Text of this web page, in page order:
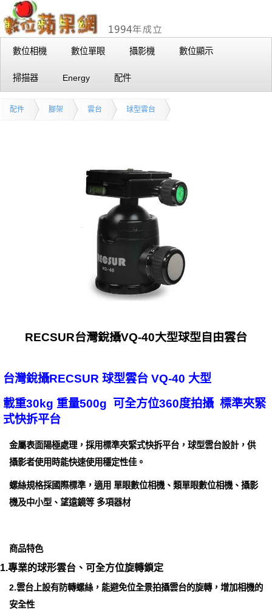
數位相機 數位單眼 攝影機 數位顯示
掃描器 Energy 配件
配件 腳架 雲台 球型雲台
RECSUR台灣銳攝VQ-40大型球型自由雲台
台灣銳攝RECSUR 球型雲台 VQ-40 大型
載重30kg 重量500g 可全方位360度拍攝 標準夾緊
式快拆平台
金屬表面陽極處理，採用標準夾緊式快拆平台，球型雲台設計，供
攝影者使用時能快速使用穩定性佳。
螺絲規格採國際標準，適用 單眼數位相機、類單眼數位相機、攝影
機及中小型、望遠鏡等 多項器材
商品特色
1.專業的球形雲台、可全方位旋轉鎖定
2.雲台上設有防轉螺絲，能避免位全景拍攝雲台的旋轉，增加相機的
安全性